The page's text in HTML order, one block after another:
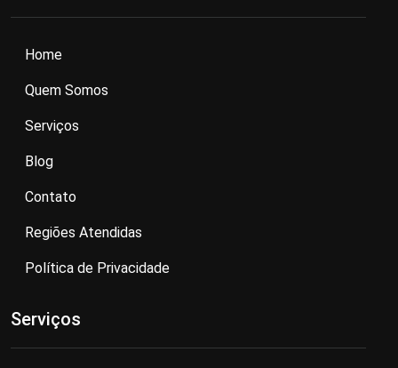
Home
Quem Somos
Serviços
Blog
Contato
Regiões Atendidas
Política de Privacidade
Serviços